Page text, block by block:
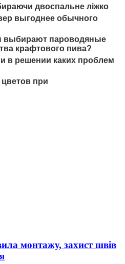
двоспальне ліжко
выгоднее обычного
выбирают пароводяные
крафтового пива?
в решении каких проблем
цветов при
монтажу, захист швів